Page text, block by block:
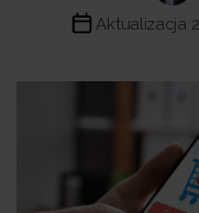
Aktualizacja